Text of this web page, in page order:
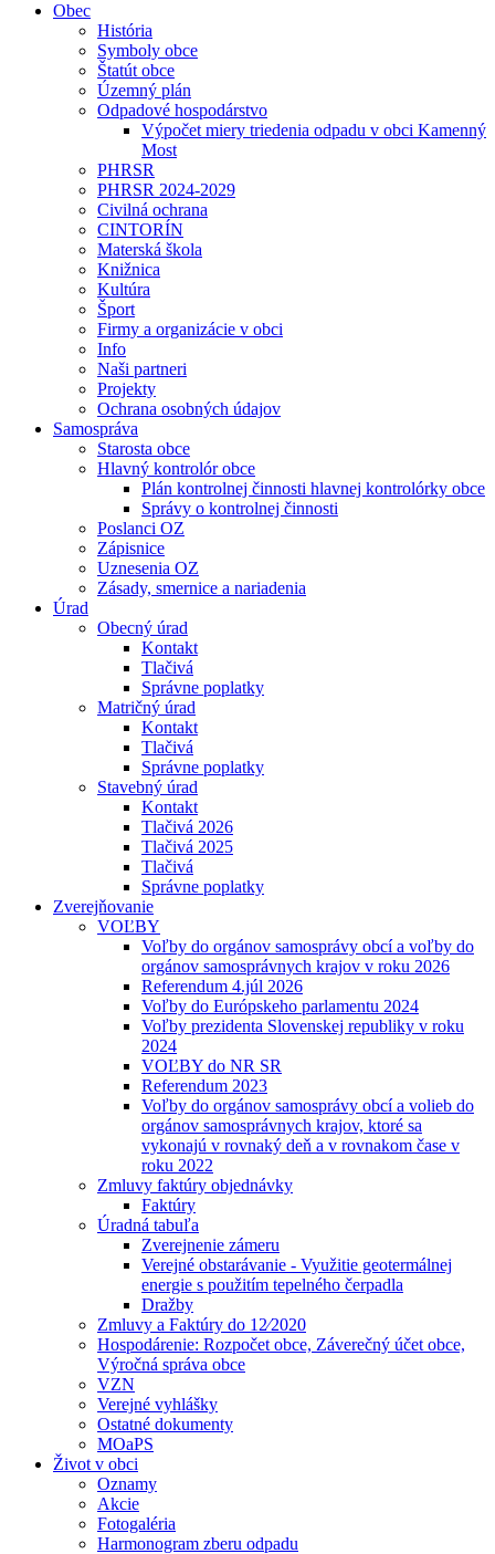
Obec
História
Symboly obce
Štatút obce
Územný plán
Odpadové hospodárstvo
Výpočet miery triedenia odpadu v obci Kamenný
Most
PHRSR
PHRSR 2024-2029
Civilná ochrana
CINTORÍN
Materská škola
Knižnica
Kultúra
Šport
Firmy a organizácie v obci
Info
Naši partneri
Projekty
Ochrana osobných údajov
Samospráva
Starosta obce
Hlavný kontrolór obce
Plán kontrolnej činnosti hlavnej kontrolórky obce
Správy o kontrolnej činnosti
Poslanci OZ
Zápisnice
Uznesenia OZ
Zásady, smernice a nariadenia
Úrad
Obecný úrad
Kontakt
Tlačivá
Správne poplatky
Matričný úrad
Kontakt
Tlačivá
Správne poplatky
Stavebný úrad
Kontakt
Tlačivá 2026
Tlačivá 2025
Tlačivá
Správne poplatky
Zverejňovanie
VOĽBY
Voľby do orgánov samosprávy obcí a voľby do
orgánov samosprávnych krajov v roku 2026
Referendum 4.júl 2026
Voľby do Európskeho parlamentu 2024
Voľby prezidenta Slovenskej republiky v roku
2024
VOĽBY do NR SR
Referendum 2023
Voľby do orgánov samosprávy obcí a volieb do
orgánov samosprávnych krajov, ktoré sa
vykonajú v rovnaký deň a v rovnakom čase v
roku 2022
Zmluvy faktúry objednávky
Faktúry
Úradná tabuľa
Zverejnenie zámeru
Verejné obstarávanie - Využitie geotermálnej
energie s použitím tepelného čerpadla
Dražby
Zmluvy a Faktúry do 12⁄2020
Hospodárenie: Rozpočet obce, Záverečný účet obce,
Výročná správa obce
VZN
Verejné vyhlášky
Ostatné dokumenty
MOaPS
Život v obci
Oznamy
Akcie
Fotogaléria
Harmonogram zberu odpadu